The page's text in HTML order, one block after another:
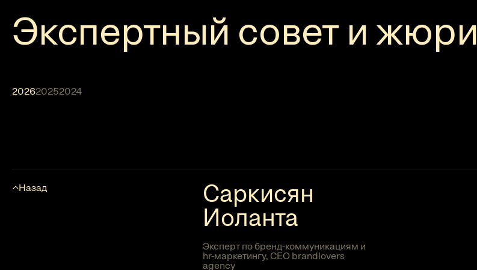
Экспертный совет и жюри
202620252024
Назад
Саркисян
Иоланта
Эксперт по бренд-коммуникациям и
hr-маркетингу, СЕО brandlovers
agency